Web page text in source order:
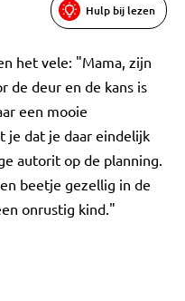
Hulp bij lezen
het vele: "Mama, zijn
de deur en de kans is
een mooie
je dat je daar eindelijk
autorit op de planning.
beetje gezellig in de
onrustig kind."